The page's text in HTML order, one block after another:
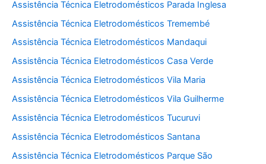
Assistência Técnica Eletrodomésticos Parada Inglesa
Assistência Técnica Eletrodomésticos Tremembé
Assistência Técnica Eletrodomésticos Mandaqui
Assistência Técnica Eletrodomésticos Casa Verde
Assistência Técnica Eletrodomésticos Vila Maria
Assistência Técnica Eletrodomésticos Vila Guilherme
Assistência Técnica Eletrodomésticos Tucuruvi
Assistência Técnica Eletrodomésticos Santana
Assistência Técnica Eletrodomésticos Parque São